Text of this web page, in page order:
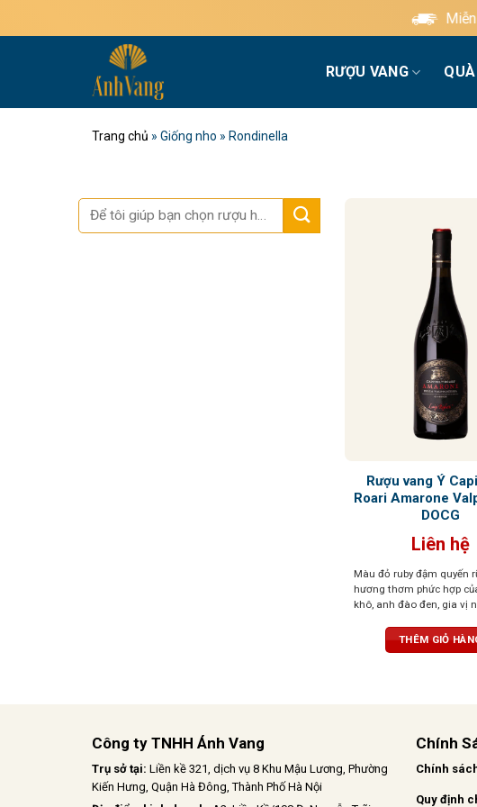
qua
Miễn
RƯỢU VANG
Trang chủ » Giống nho » Rondinella
Tìm
kiếm:
Rượu vang Ý
Roari Amarone
DOCG
Liên hệ
Màu đỏ ruby đậm quyến
hương thơm phức hợp
khô, anh đào đen, gia vị
sâu cuốn hút. Vị rượu
dặn với trái cây đen, vị
THÊM GIỎ
Công ty TNHH Ánh Vang
Trụ sở tại: Liền kề 321, dịch vụ 8 Khu Mậu Lương, Phường
Kiến Hưng, Quận Hà Đông, Thành Phố Hà Nội
Chính
Chính
Quy định